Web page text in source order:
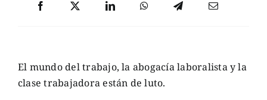
El mundo del trabajo, la abogacía laboralista y la
clase trabajadora están de luto.